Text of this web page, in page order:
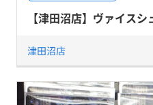
【津田沼店】ヴァイス
津田沼店